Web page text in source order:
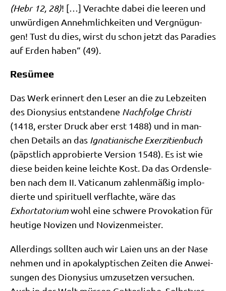
(Hebr 12, 28)! […] Ver­ach­te dabei die lee­ren und
unwür­di­gen Annehm­lich­kei­ten und Ver­gnü­gun­
gen! Tust du dies, wirst du schon jetzt das Para­dies
auf Erden haben“ (49).
Resümee
Das Werk erin­nert den Leser an die zu Leb­zei­ten
des Dio­ny­si­us ent­stan­de­ne Nach­fol­ge Chri­sti
(1418, erster Druck aber erst 1488) und in man­
chen Details an das Igna­tia­ni­sche Exer­zi­ti­en­buch
(päpst­lich appro­bier­te Ver­si­on 1548). Es ist wie
die­se bei­den kei­ne leich­te Kost. Da das Ordens­le­
ben nach dem II. Vati­ca­num zah­len­mä­ßig implo­
dier­te und spi­ri­tu­ell ver­flach­te, wäre das
Exhortato­ri­umwohl eine schwe­re Pro­vo­ka­ti­on für
heu­ti­ge Novi­zen und Novizenmeister.
Aller­dings soll­ten auch wir Lai­en uns an der Nase
neh­men und in apo­ka­lyp­ti­schen Zei­ten die Anwei­
sun­gen des Dio­ny­si­us umzu­set­zen ver­su­chen.